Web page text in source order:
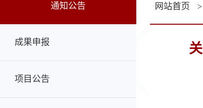
通知公告
成果申报
项目公告
网站首页 >